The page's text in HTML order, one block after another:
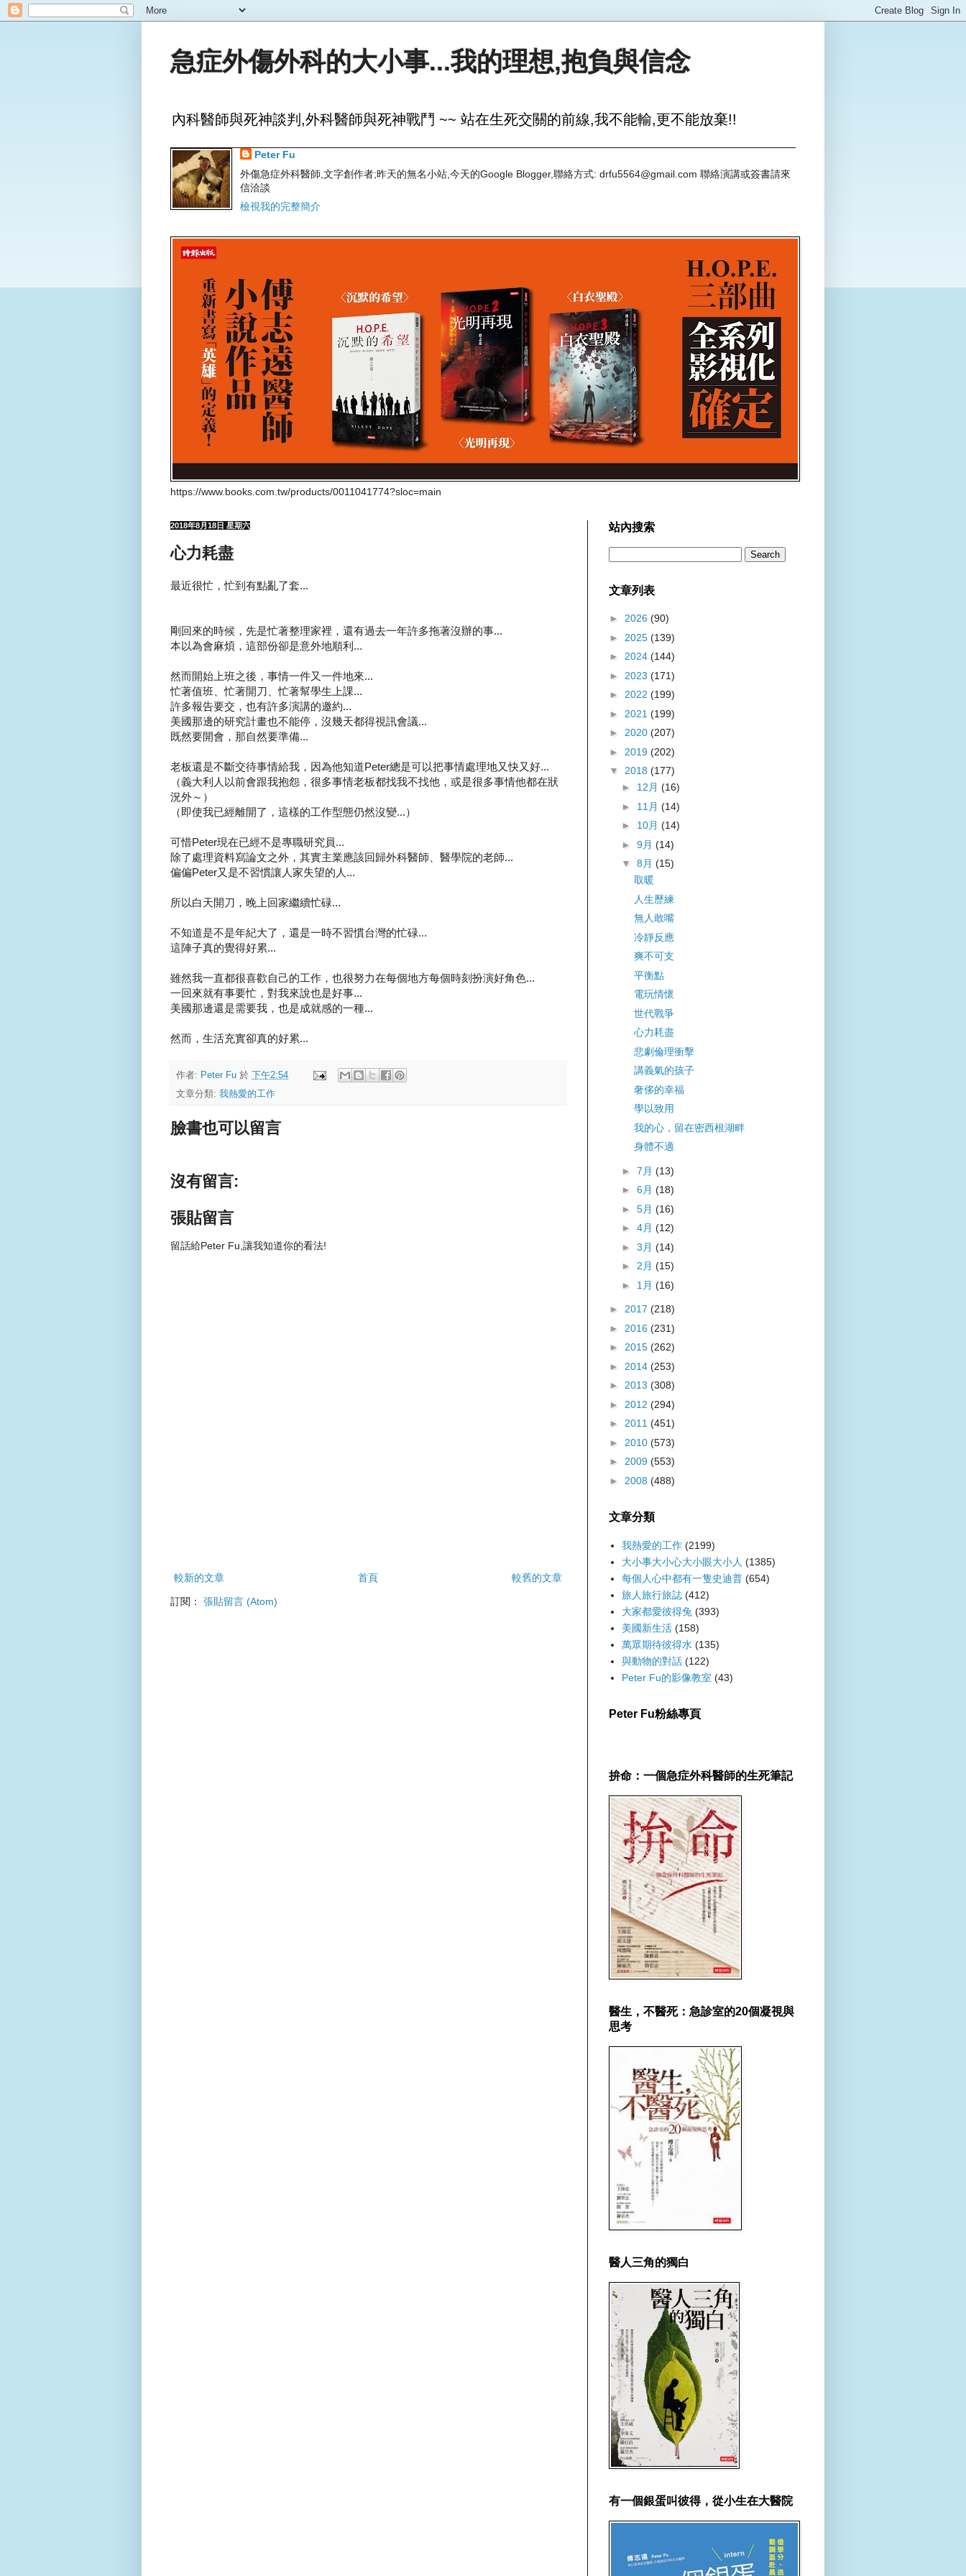
急症外傷外科的大小事...我的理想,抱負與信念
內科醫師與死神談判,外科醫師與死神戰鬥 ~~ 站在生死交關的前線,我不能輸,更不能放棄!!
Peter Fu
外傷急症外科醫師,文字創作者;昨天的無名小站,今天的Google Blogger,聯絡方式: drfu5564@gmail.com 聯絡演講或簽書請來
信洽談
檢視我的完整簡介
https://www.books.com.tw/products/0011041774?sloc=main
2018年8月18日 星期六
心力耗盡
最近很忙，忙到有點亂了套...
剛回來的時候，先是忙著整理家裡，還有過去一年許多拖著沒辦的事...
本以為會麻煩，這部份卻是意外地順利...
然而開始上班之後，事情一件又一件地來...
忙著值班、忙著開刀、忙著幫學生上課...
許多報告要交，也有許多演講的邀約...
美國那邊的研究計畫也不能停，沒幾天都得視訊會議...
既然要開會，那自然要準備...
老板還是不斷交待事情給我，因為他知道Peter總是可以把事情處理地又快又好...
（義大利人以前會跟我抱怨，很多事情老板都找我不找他，或是很多事情他都在狀
況外～）
（即使我已經離開了，這樣的工作型態仍然沒變...）
可惜Peter現在已經不是專職研究員...
除了處理資料寫論文之外，其實主業應該回歸外科醫師、醫學院的老師...
偏偏Peter又是不習慣讓人家失望的人...
所以白天開刀，晚上回家繼續忙碌...
不知道是不是年紀大了，還是一時不習慣台灣的忙碌...
這陣子真的覺得好累...
雖然我一直都很喜歡自己的工作，也很努力在每個地方每個時刻扮演好角色...
一回來就有事要忙，對我來說也是好事...
美國那邊還是需要我，也是成就感的一種...
然而，生活充實卻真的好累...
作者: Peter Fu 於 下午2:54
文章分類: 我熱愛的工作
臉書也可以留言
沒有留言:
張貼留言
留話給Peter Fu,讓我知道你的看法!
較新的文章 較舊的文章
首頁
訂閱： 張貼留言 (Atom)
站內搜索
文章列表
► 2026 (90)
► 2025 (139)
► 2024 (144)
► 2023 (171)
► 2022 (199)
► 2021 (199)
► 2020 (207)
► 2019 (202)
▼ 2018 (177)
► 12月 (16)
► 11月 (14)
► 10月 (14)
► 9月 (14)
▼ 8月 (15)
取暖
人生歷練
無人敢嘴
冷靜反應
爽不可支
平衡點
電玩情懷
世代戰爭
心力耗盡
悲劇倫理衝擊
講義氣的孩子
奢侈的幸福
學以致用
我的心，留在密西根湖畔
身體不適
► 7月 (13)
► 6月 (18)
► 5月 (16)
► 4月 (12)
► 3月 (14)
► 2月 (15)
► 1月 (16)
► 2017 (218)
► 2016 (231)
► 2015 (262)
► 2014 (253)
► 2013 (308)
► 2012 (294)
► 2011 (451)
► 2010 (573)
► 2009 (553)
► 2008 (488)
文章分類
我熱愛的工作 (2199)
大小事大小心大小眼大小人 (1385)
每個人心中都有一隻史迪普 (654)
旅人旅行旅誌 (412)
大家都愛彼得兔 (393)
美國新生活 (158)
萬眾期待彼得水 (135)
與動物的對話 (122)
Peter Fu的影像教室 (43)
Peter Fu粉絲專頁
拚命：一個急症外科醫師的生死筆記
醫生，不醫死：急診室的20個凝視與
思考
醫人三角的獨白
有一個銀蛋叫彼得，從小生在大醫院